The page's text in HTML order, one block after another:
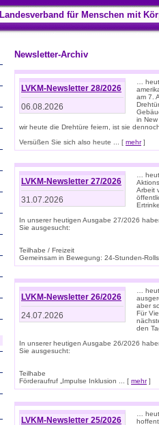
Landesverband für Menschen mit
Newsletter-Archiv
LVKM-Newsletter 28/2026
06.08.2026
…
am 7.
in
wir heute die Drehtüre feiern, ist sie
Versüßen Sie sich also heute ... [ mehr]
LVKM-Newsletter 27/2026
31.07.2026
…
Arbeit
In unserer heutigen Ausgabe 27/2026
Sie ausgesucht:
Teilhabe / Freizeit
Gemeinsam in Bewegung: 24-Stunden-
LVKM-Newsletter 26/2026
24.07.2026
…
aber
Für
den
In unserer heutigen Ausgabe 26/2026
Sie ausgesucht:
Teilhabe
Förderaufruf „Impulse Inklusion ... [ mehr]
LVKM-Newsletter 25/2026
…